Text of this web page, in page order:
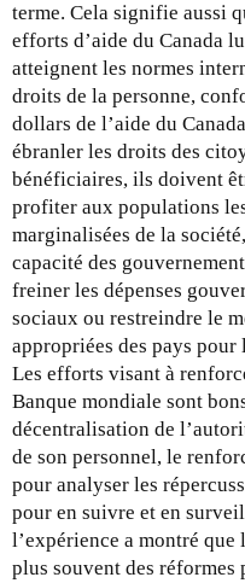
terme. Cela signifie aussi
efforts d’aide du Canada
atteignent les normes
droits de la personne,
dollars de l’aide du
ébranler les droits des
bénéficiaires, ils doivent
profiter aux populations
marginalisées de la
capacité des
freiner les dépenses
sociaux ou restreindre le
appropriées des pays
Les efforts visant à
Banque mondiale sont
décentralisation de
de son personnel, le
pour analyser les
pour en suivre et en
l’expérience a montré que
plus souvent des réformes